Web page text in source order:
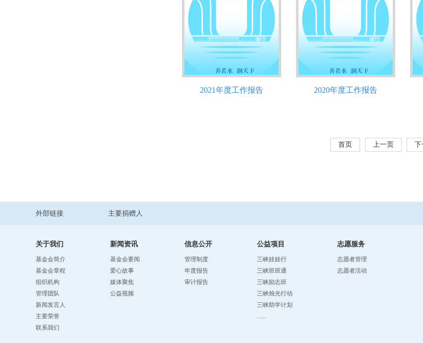
2021年度工作报告 2020年度工作报告
首页 上一页 下
外部链接 主要捐赠人
关于我们
基金会简介
基金会章程
组织机构
管理团队
新闻发言人
主要荣誉
联系我们
新闻资讯
基金会要闻
爱心故事
媒体聚焦
公益视频
信息公开
管理制度
年度报告
审计报告
公益项目
三峡娃娃行
三峡班班通
三峡励志班
三峡烛光行动
三峡助学计划
......
志愿服务
志愿者管理
志愿者活动